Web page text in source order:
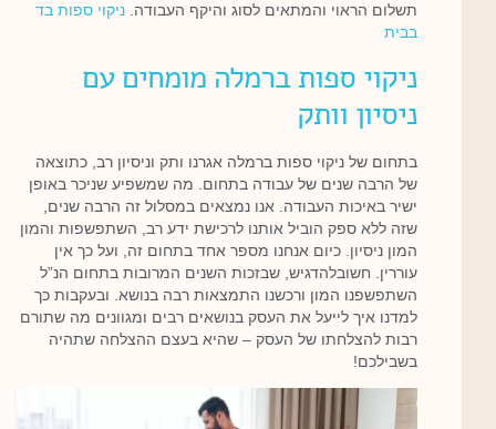
תשלום הראוי והמתאים לסוג והיקף העבודה. ניקוי ספות בד
בבית
ניקוי ספות ברמלה מומחים עם
ניסיון וותק
בתחום של ניקוי ספות ברמלה אגרנו ותק וניסיון רב, כתוצאה
של הרבה שנים של עבודה בתחום. מה שמשפיע שניכר באופן
ישיר באיכות העבודה. אנו נמצאים במסלול זה הרבה שנים,
שזה ללא ספק הוביל אותנו לרכישת ידע רב, השתפשפות והמון
המון ניסיון. כיום אנחנו מספר אחד בתחום זה, ועל כך אין
עוררין. חשובלהדגיש, שבזכות השנים המרובות בתחום הנ”ל
השתפשפנו המון ורכשנו התמצאות רבה בנושא. ובעקבות כך
למדנו איך לייעל את העסק בנושאים רבים ומגוונים מה שתורם
רבות להצלחתו של העסק – שהיא בעצם ההצלחה שתהיה
בשבילכם!